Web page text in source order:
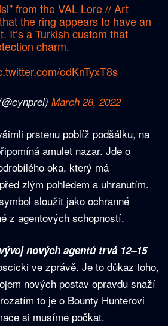
from the VAL Lore // Art
the ring appears to have an
It’s a Turkish custom that
charm.
odKnTyxT8s
March 28, 2022
prstenu poblíž podšálku, na
amulet nazar. Jde o
oka, který má
zlým pohledem a uhranutím.
sloužit jako ochranné
z agentových schopností.
nových agentů trvá 12–15
ve zprávě. Je to důkaz toho,
nových postav opravdu snaží
to je o Bounty Hunterovi
si musíme počkat.